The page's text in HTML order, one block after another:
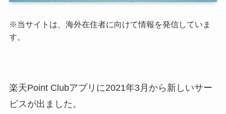
※当サイトは、海外在住者に向けて情報を発信していま
す。
楽天Point Clubアプリに2021年3月から新しいサー
ビスが出ました。